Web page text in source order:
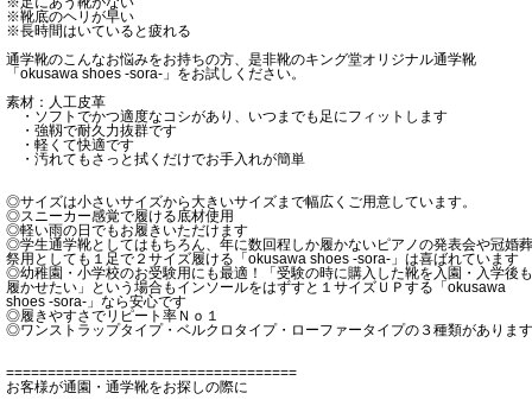
※靴底のヘリが早い
※長時間はいていると疲れる
通学靴のこんなお悩みをお持ちの方、是非靴のキング堂オリジナル通学靴
「okusawa shoes -sora-」をお試しください。
素材：人工皮革
・ソフトでかつ適度なコシがあり、いつまでも足にフィットします
・強靱で耐久力抜群です
・軽くて快適です
・汚れてもさっと拭くだけでお手入れが簡単
◎サイズは小さいサイズから大きいサイズまで幅広くご用意しています。
◎スニーカー感覚で履ける底材使用
◎軽い雨の日でもお履きいただけます
◎学生通学靴としてはもちろん、年に数回程しか履かないピアノの発表会や冠婚葬
祭用としても１足で２サイズ履ける「okusawa shoes -sora-」は喜ばれています
◎幼稚園・小学校のお受験用にも最適！「受験の時に購入した靴を入園・入学後も
履かせたい」という場合もインソールをはずすと１サイズＵＰする「okusawa
shoes -sora-」なら安心です
◎履きやすさでリピート率Ｎｏ１
◎ワンストラップタイプ・ベルクロタイプ・ローファータイプの３種類があります
===================================
お客様が通園・通学靴をお探しの際に